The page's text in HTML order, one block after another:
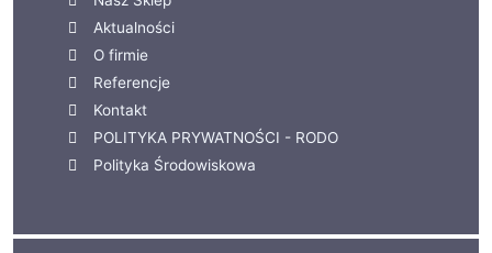
Aktualności
O firmie
Referencje
Kontakt
POLITYKA PRYWATNOŚCI - RODO
Polityka Środowiskowa